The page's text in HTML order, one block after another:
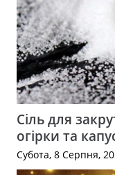
Сіль для
огірки та
Субота, 8 Серпня,